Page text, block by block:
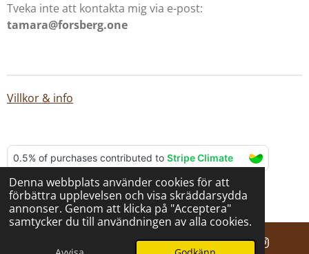
Denna webbplats använder cookies för att
förbättra upplevelsen och visa skräddarsydda
annonser. Genom att klicka på "Acceptera"
samtycker du till användningen av alla cookies.
Tveka inte att kontakta mig via e-post:
tamara@forsberg.one
Villkor & info
© 2025 - 2026 BERNA hantverk
Drivs avWebador